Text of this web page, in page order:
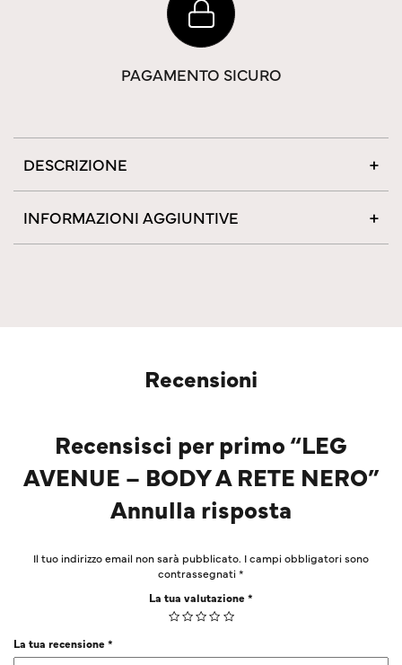
PAGAMENTO SICURO
DESCRIZIONE
INFORMAZIONI AGGIUNTIVE
Recensioni
Recensisci per primo “LEG
AVENUE – BODY A RETE NERO”
Annulla risposta
Il tuo indirizzo email non sarà pubblicato. I campi obbligatori sono
contrassegnati*
La tua valutazione*
La tua recensione*